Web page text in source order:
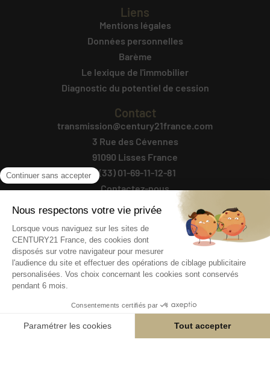
Liens
Mentions légales
Données personnelles
Barème
Le lexique de l'immobilier
Diagnostic du potentiel de cession
Contact
transmission@century21france.com
3 Rue des Cévennes
91090 Lisses France
+(33) 01-69-11-12-81
Contactez-nous
Suivez-Nous
Agencesimmobilieresavendre.fr
@ 2025 AGENCES
IMMOBILIERES A VENDRE